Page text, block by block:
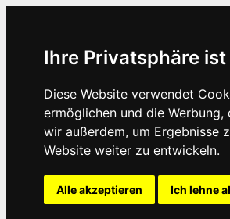
Ihre Privatsphäre
Diese Website verwendet
ermöglichen und die Werbung,
wir außerdem, um Ergebnisse
Website weiter zu entwickeln.
Alle akzeptieren Ich lehne